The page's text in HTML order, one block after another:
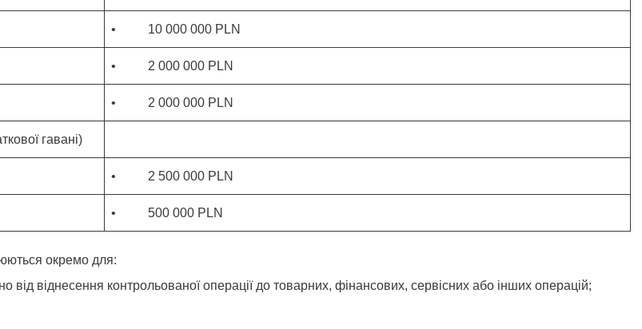
• 10 000 000 PLN
• 2 000 000 PLN
• 2 000 000 PLN
гавані)
• 2 500 000 PLN
• 500 000 PLN
окремо для:
від віднесення контрольованої операції до товарних, фінансових, сервісних або інших операцій;